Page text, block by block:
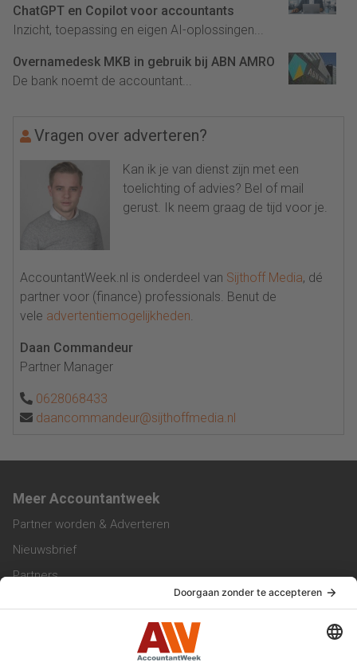
ChatGPT en Copilot voor accountants
Inzicht, toepassing en eigen AI-oplossingen...
Overnamedesk MKB in gebruik bij ABN AMRO
De bank noemt de accountant...
Vragen over adverteren?
Kan ik je van dienst zijn met een
toelichting of advies? Bel of mail
gerust. Ik neem graag de tijd voor je.
AccountantWeek.nl is onderdeel van Sijthoff Media, dé
partner voor (finance) professionals. Benut de
vele advertentiemogelijkheden
Daan Commandeur
Partner Manager
0628068433
daancommandeur@sijthoffmedia.nl
Meer Accountantweek
Partner worden & Adverteren
Nieuwsbrief
Partners